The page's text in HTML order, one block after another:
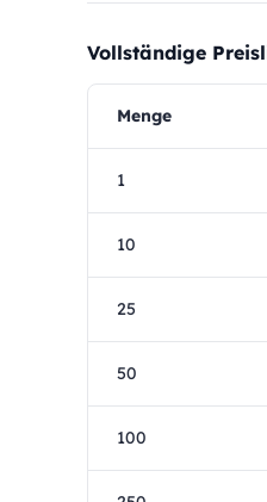
Vollständige
Menge
1
10
25
50
100